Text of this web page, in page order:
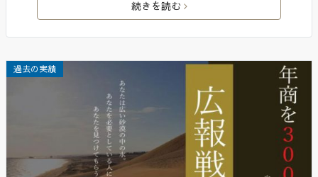
続きを読む
過去の実績